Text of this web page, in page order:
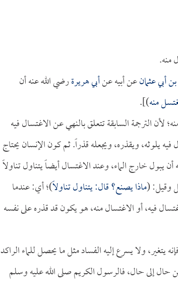
منه.
أبي عثمانعن أبيه عنأبي هريرةرضي الله عنه أن
منه)].
لأن الترجمة السابقة تتعلق بالنهي عن الاغتسال فيه
يلوثه، ويقذره، ويجعله قذراً. ثم كون الإنسان يحتاج
يبول خارج الماء، وعند الاغتسال أيضاً يتناول تناولاً
وقيل: (ماذا يصنع؟ قال: يتناول تناولاً)؛ أي: عندما
فيه، أو الاغتسال منه، هو يكون قد قذره على نفسه
يتغير، ولا يسرع إليه الفساد مثل ما يحصل للماء الراكد
حال إلى حال، فالرسول الكريم صلى الله عليه وسلم